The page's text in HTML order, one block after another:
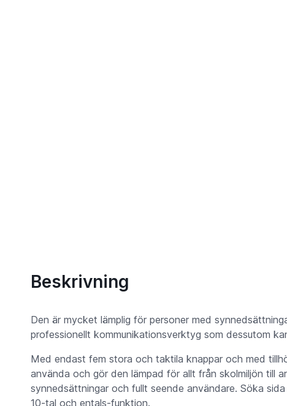
Beskrivning
Den är mycket lämplig för personer med
professionellt kommunikationsverktyg som dessutom
Med endast fem stora och taktila knappar och med
använda och gör den lämpad för allt från skolmiljön till
synnedsättningar och fullt seende användare. Söka
10-tal och entals-funktion.